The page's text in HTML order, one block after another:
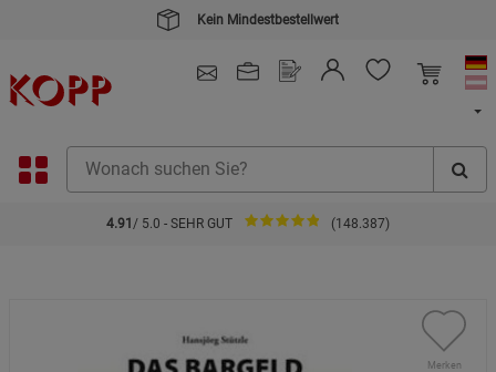
Kein Mindestbestellwert
4.91 / 5.0 - SEHR GUT (148.387)
Merken